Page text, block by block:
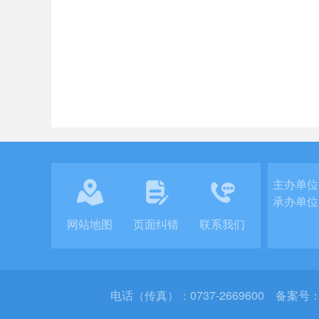
网站地图 页面纠错 联系我们
主办单
承办单
电话（传真）：0737-2669600 备案号